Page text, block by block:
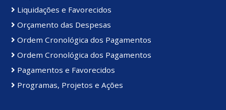
Liquidações e Favorecidos
Orçamento das Despesas
Ordem Cronológica dos Pagamentos
Ordem Cronológica dos Pagamentos
Pagamentos e Favorecidos
Programas, Projetos e Ações